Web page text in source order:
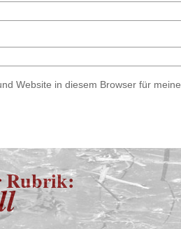
Website in diesem Browser für
Rubrik: